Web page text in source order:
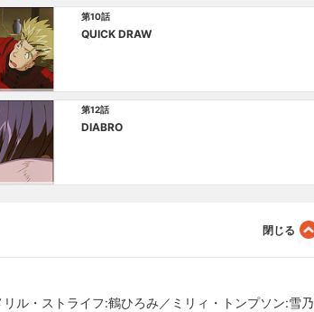
第10話
QUICK DRAW
第12話
DIABRO
ル・ストライフ:鶴ひろみ／ミリィ・トンプソン:雪乃